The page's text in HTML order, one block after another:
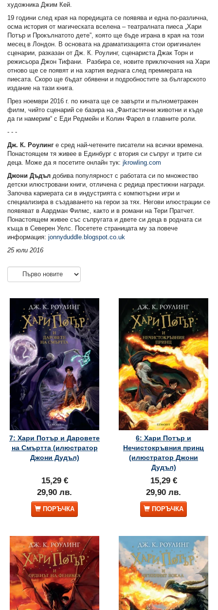
художника Джим Кей.
19 години след края на поредицата се появява и една по-различна,
осма история от магическата вселена – театралната пиеса „Хари
Потър и Прокълнатото дете”, която ще бъде играна в края на този
месец в Лондон. В основата на драматизацията стои оригинален
сценарии, разказан от Дж. К. Роулинг, сценариста Джак Торн и
режисьора Джон Тифани. Разбира се, новите приключения на Хари
отново ще се появят и на хартия веднага след премиерата на
пиесата. Скоро ще бъдат обявени и подробностите за българското
издание на тази книга.
През ноември 2016 г. по кината ще се завърти и пълнометражен
филм, чийто сценарий се базира на „Фантастични животни и къде
да ги намерим“ с Еди Редмейн и Колин Фарел в главните роли.
- - -
Дж. К. Роулинг е сред най-четените писатели на всички времена.
Понастоящем тя живее в Единбург с втория си съпруг и трите си
деца. Може да я посетите онлайн тук: jkrowling.com
Джони Дъдъл добива популярност с работата си по множество
детски илюстровани книги, отличена с редица престижни награди.
Започва кариерата си в индустрията с компютърни игри и
специализира в създаването на герои за тях. Негови илюстрации се
появяват в Аардман Филмс, както и в романи на Тери Пратчет.
Понастоящем живее със съпругата и двете си деца в родната си
къща в Северен Уелс. Посетете страницата му за повече
информация: jonnyduddle.blogspot.co.uk
25 юли 2016
7: Хари Потър и Даровете
на Смъртта (илюстратор
Джони Дудъл)
15,29 €
29,90 лв.
ПОРЪЧКА
6: Хари Потър и
Нечистокръвния принц
(илюстратор Джони
Дудъл)
15,29 €
29,90 лв.
ПОРЪЧКА